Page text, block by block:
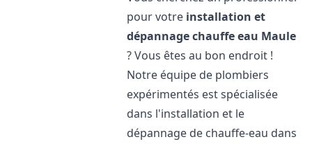
pour votre installation et
dépannage chauffe eau Maule
? Vous êtes au bon endroit !
Notre équipe de plombiers
expérimentés est spécialisée
dans l'installation et le
dépannage de chauffe-eau dans